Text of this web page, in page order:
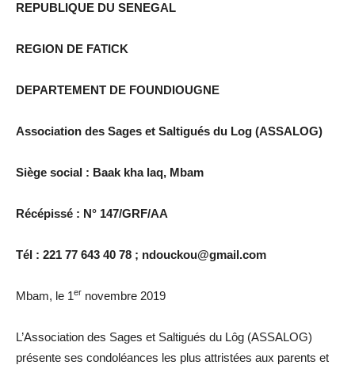
REPUBLIQUE DU SENEGAL
REGION DE FATICK
DEPARTEMENT DE FOUNDIOUGNE
Association des Sages et Saltigués du Log (ASSALOG)
Siège social : Baak kha laq, Mbam
Récépissé : N° 147/GRF/AA
Tél : 221 77 643 40 78 ; ndouckou@gmail.com
Mbam, le 1er novembre 2019
L’Association des Sages et Saltigués du Lôg (ASSALOG)
présente ses condoléances les plus attristées aux parents et